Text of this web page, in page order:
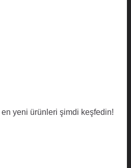
yeni ürünleri şimdi keşfedin!